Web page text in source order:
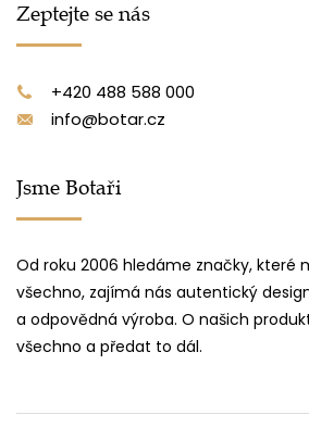
Zeptejte se nás
+420 488 588 000
info@botar.cz
Jsme Botaři
Od roku 2006 hledáme značky, které
všechno, zajímá nás autentický
a odpovědná výroba. O našich
všechno a předat to dál.